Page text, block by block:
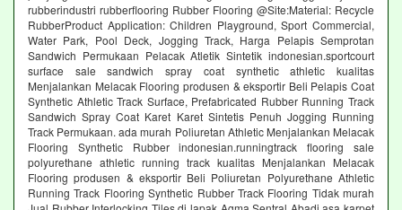
rubberindustri rubberflooring Rubber Flooring @Site:Material: Recycle
RubberProduct Application: Children Playground, Sport Commercial,
Water Park, Pool Deck, Jogging Track, Harga Pelapis Semprotan
Sandwich Permukaan Pelacak Atletik Sintetik indonesian.sportcourt
surface sale sandwich spray coat synthetic athletic kualitas
Menjalankan Melacak Flooring produsen & eksportir Beli Pelapis Coat
Synthetic Athletic Track Surface, Prefabricated Rubber Running Track
Sandwich Spray Coat Karet Karet Sintetis Penuh Jogging Running
Track Permukaan. ada murah Poliuretan Athletic Menjalankan Melacak
Flooring Synthetic Rubber indonesian.runningtrack flooring sale
polyurethane athletic running track kualitas Menjalankan Melacak
Flooring produsen & eksportir Beli Poliuretan Polyurethane Athletic
Running Track Flooring Synthetic Rubber Track Flooring Tidak murah